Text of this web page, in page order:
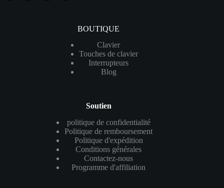
BOUTIQUE
Clavier
Touches de clavier
Interrupteurs
Blog
Soutien
politique de confidentialité
Politique de remboursement
Politique d'expédition
Conditions générales
Contactez-nous
Programme d'affiliation